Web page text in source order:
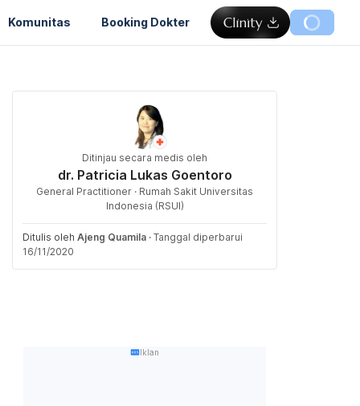
Komunitas Booking Dokter
Ditinjau secara medis oleh
dr. Patricia Lukas Goentoro
General Practitioner · Rumah Sakit Universitas
Indonesia (RSUI)
Ditulis oleh Ajeng Quamila · Tanggal diperbarui
16/11/2020
Iklan